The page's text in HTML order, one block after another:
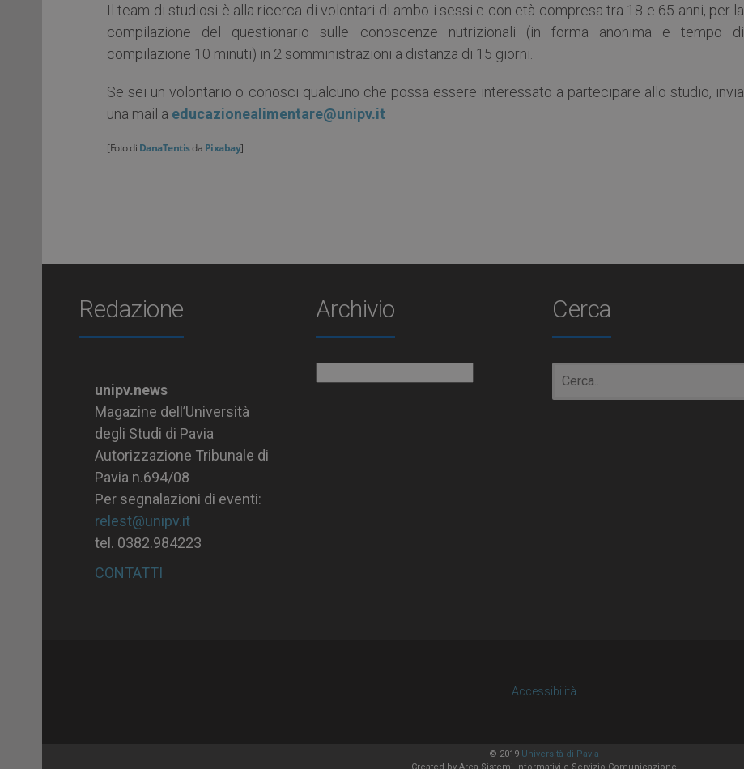
Il team di studiosi è alla ricerca di volontari di ambo i sessi e con età compresa tra 18 e 65 anni, per la
compilazione del questionario sulle conoscenze nutrizionali (in forma anonima e tempo di
compilazione 10 minuti) in 2 somministrazioni a distanza di 15 giorni.
Se sei un volontario o conosci qualcuno che possa essere interessato a partecipare allo studio, invia
una mail a educazionealimentare@unipv.it
[Foto di DanaTentisda Pixabay]
Redazione
unipv.news
Magazine dell’Università
degli Studi di Pavia
Autorizzazione Tribunale di
Pavia n.694/08
Per segnalazioni di eventi:
relest@unipv.it
tel. 0382.984223
CONTATTI
Archivio Cerca
Accessibilità
© 2019 Università di Pavia
Created by Area Sistemi Informativi e Servizio Comunicazione